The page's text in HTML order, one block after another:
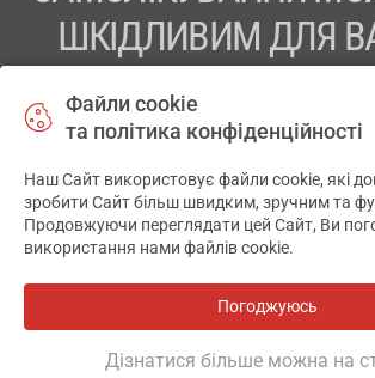
ШКІДЛИВИМ ДЛЯ
ПЕРЕД ЗАСТОСУВАННЯМ ПРЕПАРАТУ
ТОВ «АПТЕКА 911.ЮА» Код ЄДРПОУ
Відмова від відповідальності
© 2014-2026. Медична інформаційна
Файли cookie
та політика конфіденційності
Наш Сайт використовує файли cookie, які
зробити Сайт більш швидким, зручним та
Продовжуючи переглядати цей Сайт, Ви
використання нами файлів cookie.
Погоджуюсь
Дізнатися більше можна на